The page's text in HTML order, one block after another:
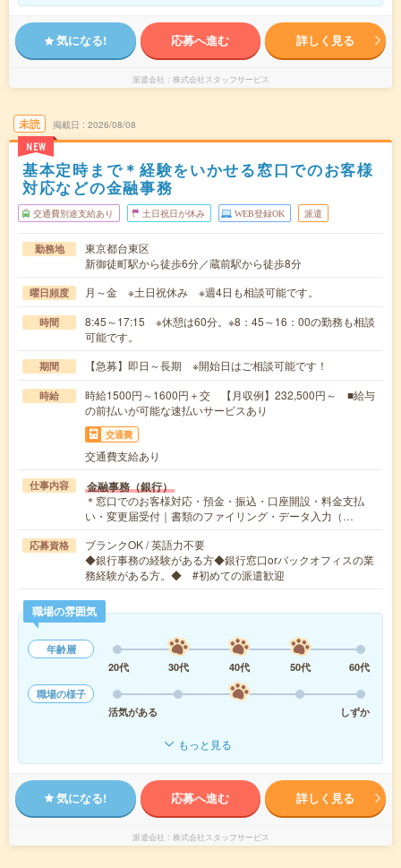
気になる! 応募へ進む 詳しく見る
派遣会社 株式会社スタッフサービス
未読
NEW
掲載日 2026/08/08
基本定時まで＊経験をいかせる窓口でのお客様
対応などの金融事務
交通費別途支給あり 土日祝日が休み WEB登録OK 派遣
勤務地
東京都台東区
新御徒町駅から徒歩6分／蔵前駅から徒歩8分
曜日頻度 月～金 ※土日祝休み ※週4日も相談可能です。
時間
8:45～17:15 ※休憩は60分。※8：45～16：00の勤務も相談
可能です。
期間 【急募】即日～長期 ※開始日はご相談可能です！
時給
時給1500円～1600円＋交 【月収例】232,500円～ ■給与
の前払いが可能な速払いサービスあり
交通費
交通費支給あり
仕事内容 金融事務（銀行）
＊窓口でのお客様対応・預金・振込・口座開設・料金支払
い・変更届受付｜書類のファイリング・データ入力（…
応募資格
ブランクOK / 英語力不要
◆銀行事務の経験がある方◆銀行窓口orバックオフィスの業
務経験がある方。◆ #初めての派遣歓迎
職場の雰囲気
年齢層
20代
30代 40代 50代
60代
職場の様子
活気がある
しずか
もっと見る
気になる! 応募へ進む 詳しく見る
派遣会社 株式会社スタッフサービス